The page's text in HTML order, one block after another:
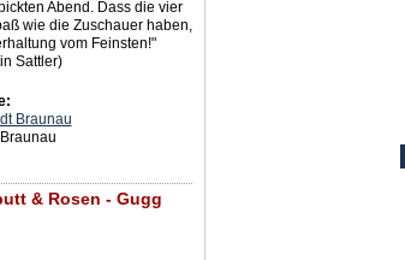
Abend. Dass die vier
wie die Zuschauer haben,
vom Feinsten!"
Sattler)
Braunau
& Rosen - Gugg